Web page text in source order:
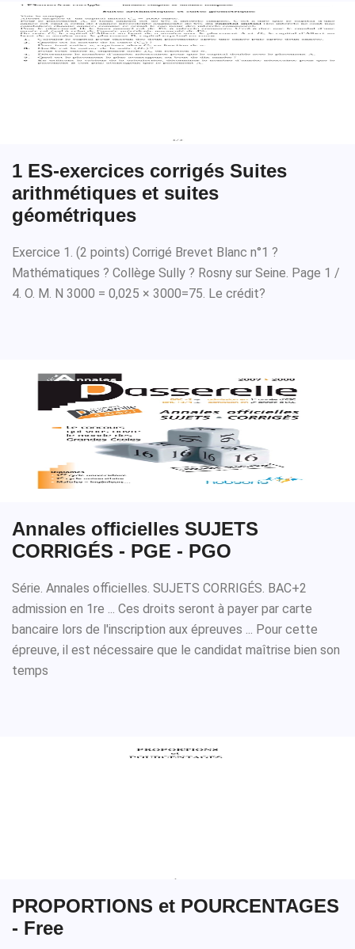
1 ES-exercices corrigés Suites
arithmétiques et suites
géométriques
Exercice 1. (2 points) Corrigé Brevet Blanc n°1 ?
Mathématiques ? Collège Sully ? Rosny sur Seine. Page 1 /
4. O. M. N 3000 = 0,025 × 3000=75. Le crédit?
Annales officielles SUJETS
CORRIGÉS - PGE - PGO
Série. Annales officielles. SUJETS CORRIGÉS. BAC+2
admission en 1re ... Ces droits seront à payer par carte
bancaire lors de l'inscription aux épreuves ... Pour cette
épreuve, il est nécessaire que le candidat maîtrise bien son
temps
PROPORTIONS et POURCENTAGES
- Free